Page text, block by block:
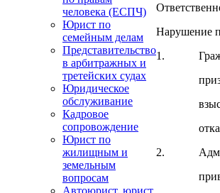
человека (ЕСПЧ)
Юрист по
семейным делам
Представительство
в арбитражных и
третейских судах
Юридическое
обслуживание
Кадровое
сопровождение
Юрист по
жилищным и
земельным
вопросам
Автоюрист, юрист
Нарушение
1.
отказ во
2.